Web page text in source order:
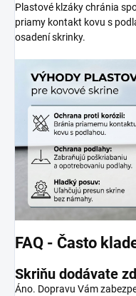
Plastové klzáky chránia
priamy kontakt kovu s
osadení skrinky.
FAQ - Často
Skriňu dodávate
Áno. Dopravu Vám